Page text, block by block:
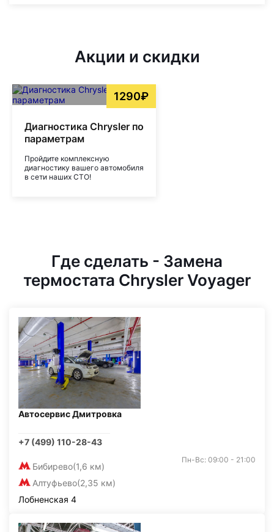
Акции и скидки
1290₽
Диагностика Chrysler по
параметрам
Пройдите комплексную
диагностику вашего автомобиля
в сети наших СТО!
Где сделать - Замена
термостата Chrysler Voyager
Автосервис Дмитровка
+7 (499) 110-28-43
Бибирево(1,6 км)
Алтуфьево(2,35 км)
Пн-Вс: 09:00 - 21:00
Лобненская 4